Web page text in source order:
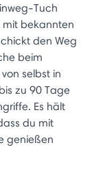
Tuch
bekannten
den Weg
beim
selbst in
zu 90 Tage
Es hält
du mit
genießen